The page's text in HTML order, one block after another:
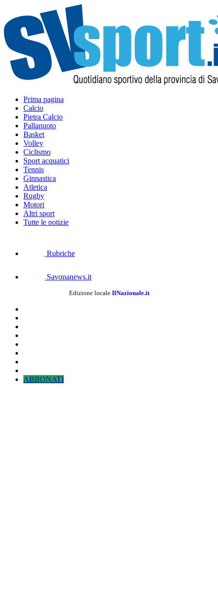
Prima pagina
Calcio
Pietra Calcio
Pallanuoto
Basket
Volley
Ciclismo
Sport acquatici
Tennis
Ginnastica
Atletica
Rugby
Motori
Altri sport
Tutte le notizie
Rubriche
Savonanews.it
Edizione locale IlNazionale.it
ABBONATI